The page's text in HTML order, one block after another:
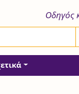
Οδηγός